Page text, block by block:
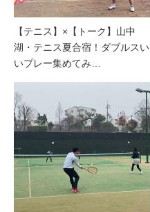
【テニス】×【トーク】山中
湖・テニス夏合宿！ダブルスい
いプレー集めてみ…